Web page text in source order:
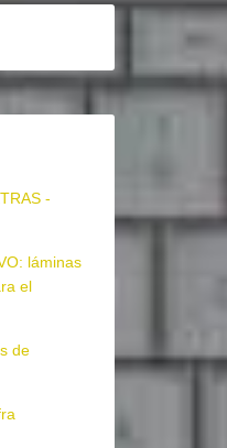
-
láminas
el
de